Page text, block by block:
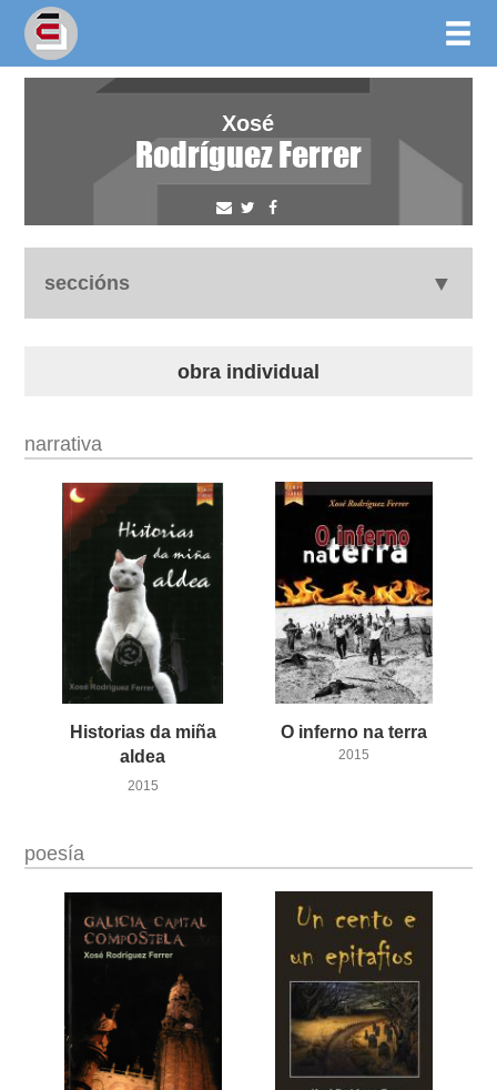
Xosé
Rodríguez Ferrer
seccións
outros docs
obra individual
narrativa
Historias da miña
aldea
2015
O inferno na terra
2015
poesía